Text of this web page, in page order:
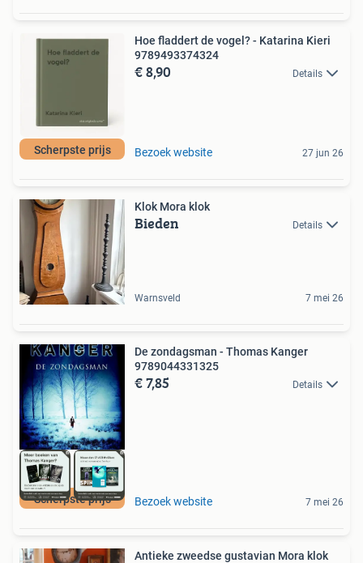
Scherpste prijs
Hoe fladdert de vogel? - Katarina Kieri
9789493374324
€ 8,90 Details
Bezoek website 27 jun 26
Klok Mora klok
Bieden Details
Warnsveld 7 mei 26
Scherpste prijs
De zondagsman - Thomas Kanger
9789044331325
€ 7,85 Details
Bezoek website 7 mei 26
Antieke zweedse gustavian Mora klok